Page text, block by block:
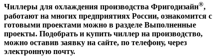
Чиллеры для охлаждения производства Фригодизайн®,
работают на многих предприятиях России, ознакомится с
готовыми проектами можно в разделе Выполненные
проекты. Подобрать и купить чиллер на производство,
можно оставив заявку на сайте, по телефону, через
электронную почту.